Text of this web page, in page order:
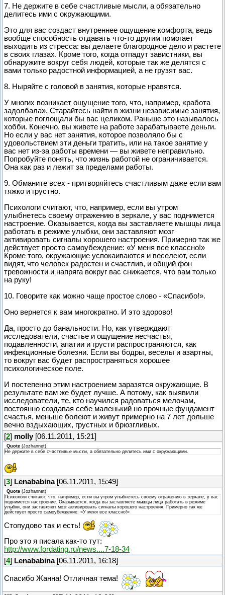
7. Не держите в себе счастливые мысли, а обязательно
делитесь ими с окружающими.
Это для вас создаст внутреннее ощущение комфорта, ведь
вообще способность отдавать что-то другим помогает
выходить из стресса: вы делаете благородное дело и растете
в своих глазах. Кроме того, когда отпадут завистники, вы
обнаружите вокруг себя людей, которые так же делятся с
вами только радостной информацией, а не грузят вас.
8. Ныряйте с головой в занятия, которые нравятся.
У многих возникает ощущение того, что, например, «работа
задолбала». Старайтесь найти в жизни независимые занятия,
которые поглощали бы вас целиком. Раньше это называлось
хобби. Конечно, вы живете на работе зарабатываете деньги.
Но если у вас нет занятия, которое позволяло бы с
удовольствием эти деньги тратить, или на такое занятие у
вас нет из-за работы времени — вы живете неправильно.
Попробуйте понять, что жизнь работой не ограничивается.
Она как раз и лежит за пределами работы.
9. Обманите всех - притворяйтесь счастливым даже если вам
тяжко и грустно.
Психологи считают, что, например, если вы утром
улыбнетесь своему отражению в зеркале, у вас поднимется
настроение. Оказывается, когда вы заставляете мышцы лица
работать в режиме улыбки, они заставляют мозг
активировать сигналы хорошего настроения. Примерно так же
действует просто самоубеждение: «У меня все классно!»
Кроме того, окружающие успокаиваются и веселеют, если
видят, что человек радостен и счастлив, и общий фон
тревожности и напряга вокруг вас снижается, что вам только
на руку!
10. Говорите как можно чаще простое слово - «Спасибо!».
Оно вернется к вам многократно. И это здорово!
Да, просто до банальности. Но, как утверждают
исследователи, счастье и ощущение несчастья,
подавленности, апатии и грусти распространяются, как
инфекционные болезни. Если вы бодры, веселы и азартны,
то вокруг вас будет распространяться хорошее
психологическое поле.
И постепенно этим настроением заразятся окружающие. В
результате вам же будет лучше. А потому, как выявили
исследователи, те, кто научился радоваться мелочам,
постоянно создавая себе маленький но прочные фундамент
счастья, меньше болеют и живут примерно на 7 лет дольше
вечно вздыхающих, грустных и брюзгливых.
[2] molly [06.11.2011, 15:21]
Quote (Jozhannet)
Не держите в себе счастливые мысли, а обязательно делитесь ими с окружающими.
[3] Lenababina[06.11.2011, 15:49]
Quote (Jozhannet)
Психологи считают, что, например, если вы утром улыбнетесь своему отражению в зеркале, у вас
поднимется настроение. Оказывается, когда вы заставляете мышцы лица работать в режиме
улыбки, они заставляют мозг активировать сигналы хорошего настроения. Примерно так же
действует просто самоубеждение: «У меня все классно!»
Стопудово так и есть!
Про это я писала как-то тут:
http://www.fordating.ru/news....7-18-34
[4] Lenababina[06.11.2011, 16:18]
Спасибо Жанна! Отличная тема!